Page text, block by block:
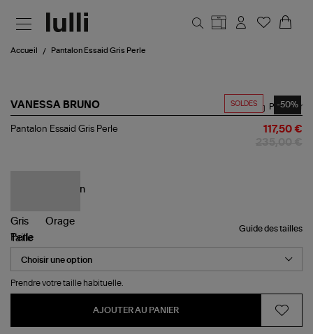
Accueil Pantalon Essaid Gris Perle
SOLDES -50%
VANESSA BRUNO
Pantalon
Partager
Pantalon Essaid Gris Perle 117,50 €
Guide des tailles
Taille
Prendre votre taille habituelle.
AJOUTER AU PANIER